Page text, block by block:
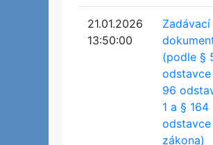
21.01.2026
13:50:00
Zadávací
(podle §
odstavce
96
1 a § 164
odstavce
zákona)